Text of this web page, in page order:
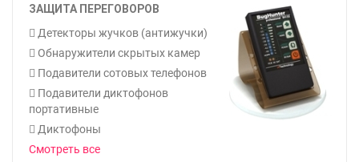
ЗАЩИТА ПЕРЕГОВОРОВ
Детекторы жучков (антижучки)
Обнаружители скрытых камер
Подавители сотовых телефонов
Подавители диктофонов
портативные
Диктофоны
Смотреть все